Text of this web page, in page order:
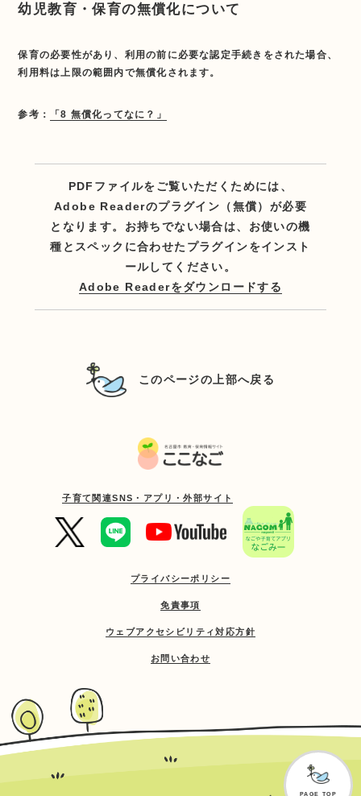
幼児教育・保育の無償化について
保育の必要性があり、利用の前に必要な認定手続きをされた場合、
利用料は上限の範囲内で無償化されます。
参考： 「8 無償化ってなに？」
PDFファイルをご覧いただくためには、
Adobe Readerのプラグイン（無償）が必要
となります。お持ちでない場合は、お使いの機
種とスペックに合わせたプラグインをインスト
ールしてください。
Adobe Readerをダウンロードする
このページの上部へ戻る
PAGE TOP
子育て関連SNS・アプリ・外部サイト
プライバシーポリシー
免責事項
ウェブアクセシビリティ対応方針
お問い合わせ